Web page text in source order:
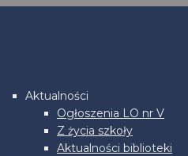
Aktualności
Ogłoszenia LO nr V
Z życia szkoły
Aktualności biblioteki